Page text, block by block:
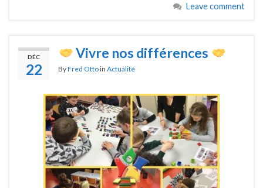
Leave comment
DÉC
22
Vivre nos différences
ByFred Ottoin Actualité